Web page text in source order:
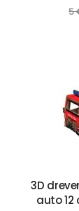
5
3D
auto 12